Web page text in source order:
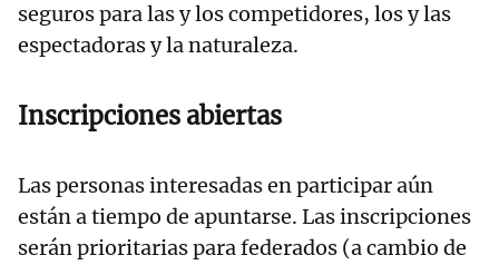
seguros para las y los competidores, los y las
espectadoras y la naturaleza.
Inscripciones abiertas
Las personas interesadas en participar aún
están a tiempo de apuntarse. Las inscripciones
serán prioritarias para federados (a cambio de